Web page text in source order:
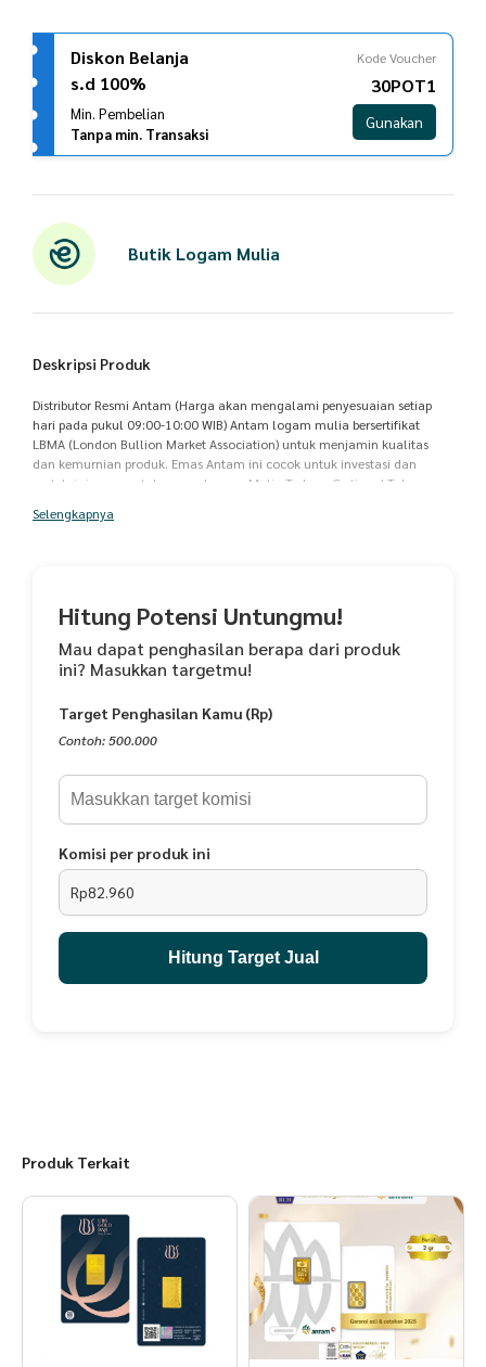
Diskon Belanja
s.d 100%
Min. Pembelian
Tanpa min. Transaksi
Kode Voucher
30POT1
Gunakan
Butik Logam Mulia
Deskripsi Produk
Distributor Resmi Antam (Harga akan mengalami penyesuaian setiap
hari pada pukul 09:00-10:00 WIB) Antam logam mulia bersertifikat
LBMA (London Bullion Market Association) untuk menjamin kualitas
dan kemurnian produk. Emas Antam ini cocok untuk investasi dan
proteksi simpanan tabungan. Logam Mulia Terbaru Certicard Tahun
Bisa dicek dengan download aplikasi Certieye dan scan barcode di
Selengkapnya
Hitung Potensi Untungmu!
Mau dapat penghasilan berapa dari produk
ini? Masukkan targetmu!
Target Penghasilan Kamu (Rp)
Contoh: 500.000
Komisi per produk ini
Rp82.960
Hitung Target Jual
Produk Terkait